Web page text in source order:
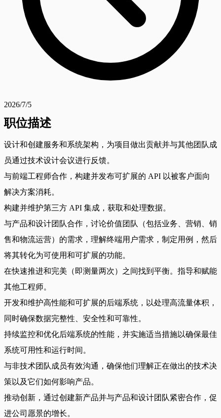
2026/7/5
职位描述
设计和创建服务和系统架构，为项目做出贡献并与其他团队成
员通过技术设计会议进行反馈。
与前端工程师合作，构建并发布可扩展的 API 以被客户面向
解决方案消耗。
构建并维护第三方 API 集成，获取和处理数据。
与产品和设计团队合作，讨论价值团队（包括业务、营销、销
售和物流运营）的需求，理解终端用户需求，制定用例，然后
将其转化为可使用和可扩展的功能。
在快速推进和完美（即测量两次）之间找到平衡。指导和赋能
其他工程师。
开发和维护高性能和可扩展的后端系统，以处理高流量体积，
同时确保数据完整性、安全性和可靠性。
持续监控和优化后端系统的性能，并实施适当措施以确保最佳
系统可用性和运行时间。
与非技术团队成员有效沟通，确保他们理解正在做出的技术决
策以及它们如何影响产品。
推动创新，通过创建新产品并与产品和设计团队紧密合作，促
进公司愿景的增长。